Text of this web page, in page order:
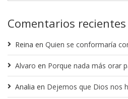
Comentarios recientes
Reina en Quien se conformaría
Alvaro en Porque nada más orar
Analia en Dejemos que Dios nos